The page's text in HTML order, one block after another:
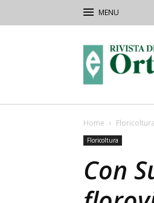
Orticoltura
Home Floricoltura
Floricoltura
Con